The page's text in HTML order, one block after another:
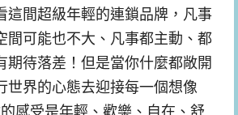
這間超級年輕的連鎖品牌，凡事
間可能也不大、凡事都主動、都
期待落差！但是當你什麼都敞開
世界的心態去迎接每一個想像
感受是年輕、歡樂、自在、舒